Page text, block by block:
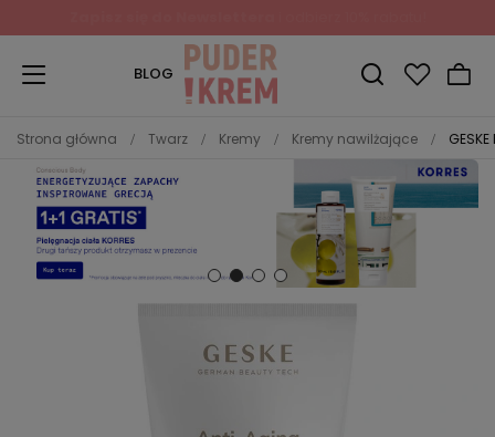
BLOG
Strona główna Twarz Kremy Kremy nawilżające